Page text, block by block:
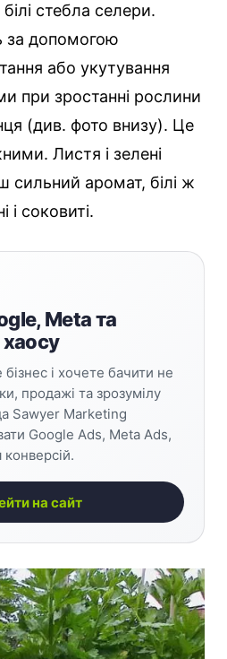
стебла селери.
за допомогою
або укутування
при зростанні рослини
(див. фото внизу). Це
Листя і зелені
сильний аромат, білі ж
і соковиті.
Meta та
хаосу
і хочете бачити не
продажі та зрозумілу
Sawyer Marketing
Google Ads, Meta Ads,
на сайт